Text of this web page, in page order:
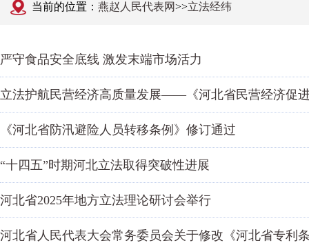
当前的位置： 燕赵人民代表网>>立法经纬
严守食品安全底线 激发末端市场活力
立法护航民营经济高质量发展——《河北省民营经济促
《河北省防汛避险人员转移条例》修订通过
“十四五”时期河北立法取得突破性进展
河北省2025年地方立法理论研讨会举行
河北省人民代表大会常务委员会关于修改《河北省专利